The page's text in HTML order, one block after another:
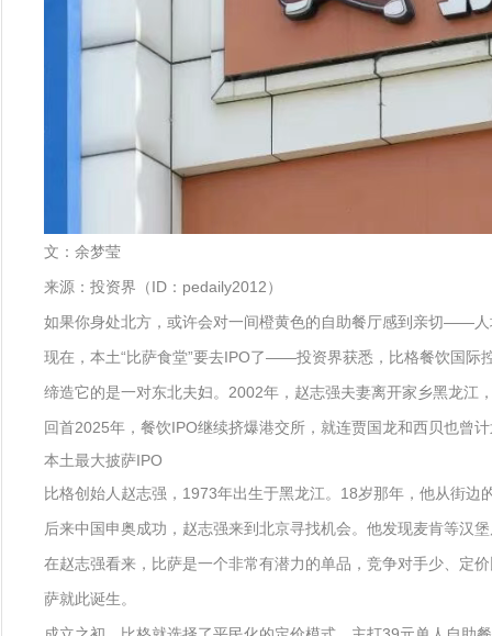
文：余梦莹
来源：投资界（ID：pedaily2012）
如果你身处北方，或许会对一间橙黄色的自助餐厅感到亲切——
现在，本土“比萨食堂”要去IPO了——投资界获悉，比格餐饮国际
缔造它的是一对东北夫妇。2002年，赵志强夫妻离开家乡黑龙江
回首2025年，餐饮IPO继续挤爆港交所，就连贾国龙和西贝也曾
本土最大披萨IPO
比格创始人赵志强，1973年出生于黑龙江。18岁那年，他从街
后来中国申奥成功，赵志强来到北京寻找机会。他发现麦肯等汉
在赵志强看来，比萨是一个非常有潜力的单品，竞争对手少、定
萨就此诞生。